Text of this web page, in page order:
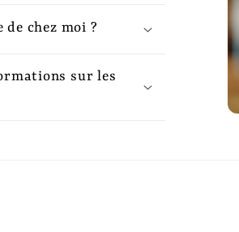
chez moi ?
sur les